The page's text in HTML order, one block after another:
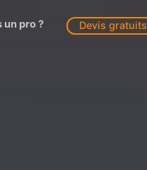
un pro ? Devis gratuits